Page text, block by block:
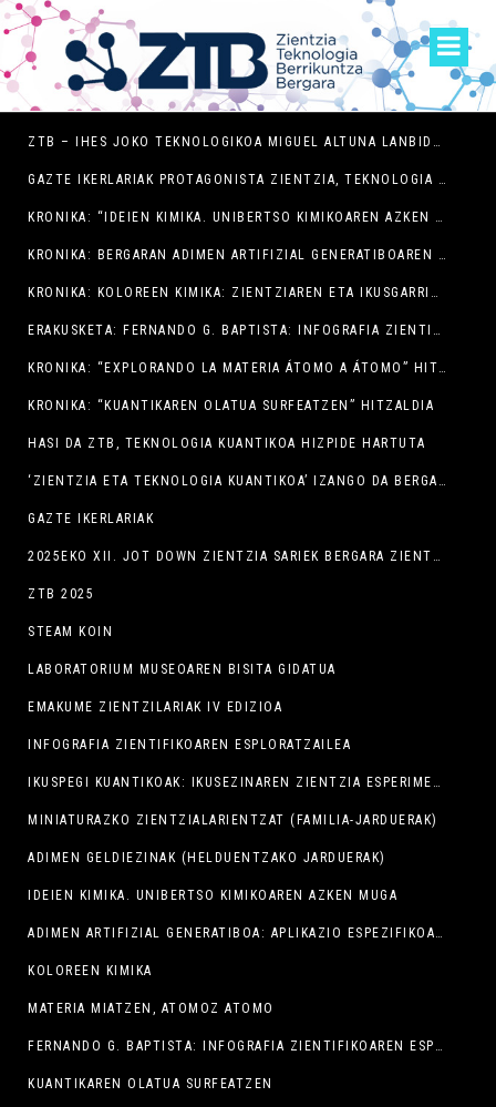
ZTB – IHES JOKO TEKNOLOGIKOA MIGUEL ALTUNA LANBIDE HEZIKETA ZENTROAN
GAZTE IKERLARIAK PROTAGONISTA ZIENTZIA, TEKNOLOGIA ETA BERRIKUNTZAREN ASTEAN BERGARAN
KRONIKA: “IDEIEN KIMIKA. UNIBERTSO KIMIKOAREN AZKEN MUGA” HITZALDIA
KRONIKA: BERGARAN ADIMEN ARTIFIZIAL GENERATIBOAREN AUKERAK NEGOZIO TXIKIENTZAT
KRONIKA: KOLOREEN KIMIKA: ZIENTZIAREN ETA IKUSGARRITASUNAREN ARTEKO ELKARGUNEA
ERAKUSKETA: FERNANDO G. BAPTISTA: INFOGRAFIA ZIENTIFIKOAREN ESPLORATZAILEA
KRONIKA: “EXPLORANDO LA MATERIA ÁTOMO A ÁTOMO” HITZALDIA
KRONIKA: “KUANTIKAREN OLATUA SURFEATZEN” HITZALDIA
HASI DA ZTB, TEKNOLOGIA KUANTIKOA HIZPIDE HARTUTA
‘ZIENTZIA ETA TEKNOLOGIA KUANTIKOA’ IZANGO DA BERGARAKO ZTB JARDUNALDIEN AURTENGO GAIA
GAZTE IKERLARIAK
2025EKO XII. JOT DOWN ZIENTZIA SARIEK BERGARA ZIENTZIAREN EPIZENTRO BIHURTU DUTE ASTEBURUAN
ZTB 2025
STEAM KOIN
LABORATORIUM MUSEOAREN BISITA GIDATUA
EMAKUME ZIENTZILARIAK IV EDIZIOA
INFOGRAFIA ZIENTIFIKOAREN ESPLORATZAILEA
IKUSPEGI KUANTIKOAK: IKUSEZINAREN ZIENTZIA ESPERIMENTALA
MINIATURAZKO ZIENTZIALARIENTZAT (FAMILIA-JARDUERAK)
ADIMEN GELDIEZINAK (HELDUENTZAKO JARDUERAK)
IDEIEN KIMIKA. UNIBERTSO KIMIKOAREN AZKEN MUGA
ADIMEN ARTIFIZIAL GENERATIBOA: APLIKAZIO ESPEZIFIKOAK NEGOZIO TXIKIENTZAT
KOLOREEN KIMIKA
MATERIA MIATZEN, ATOMOZ ATOMO
FERNANDO G. BAPTISTA: INFOGRAFIA ZIENTIFIKOAREN ESPLORATZAILEA
KUANTIKAREN OLATUA SURFEATZEN